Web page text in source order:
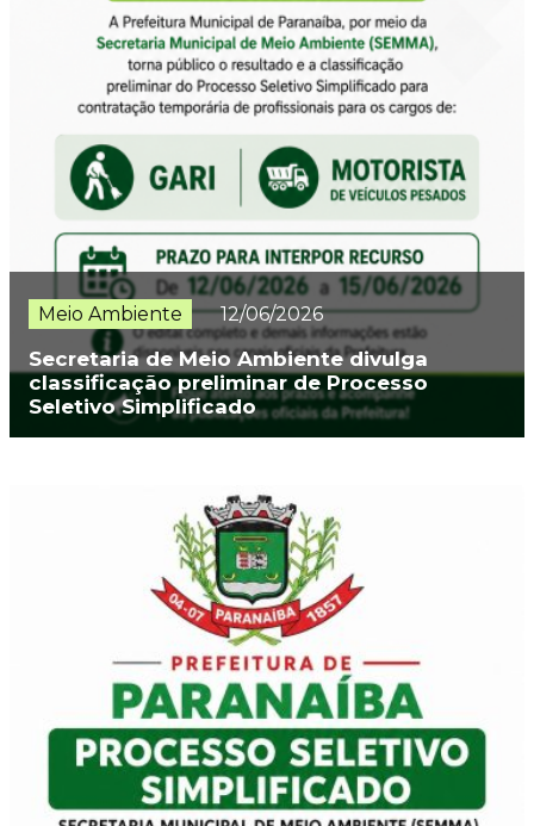
Meio Ambiente 12/06/2026
Secretaria de Meio Ambiente divulga
classificação preliminar de Processo
Seletivo Simplificado